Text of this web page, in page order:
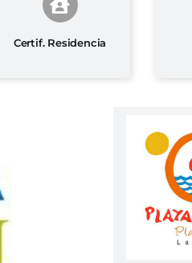
Certif. Residencia